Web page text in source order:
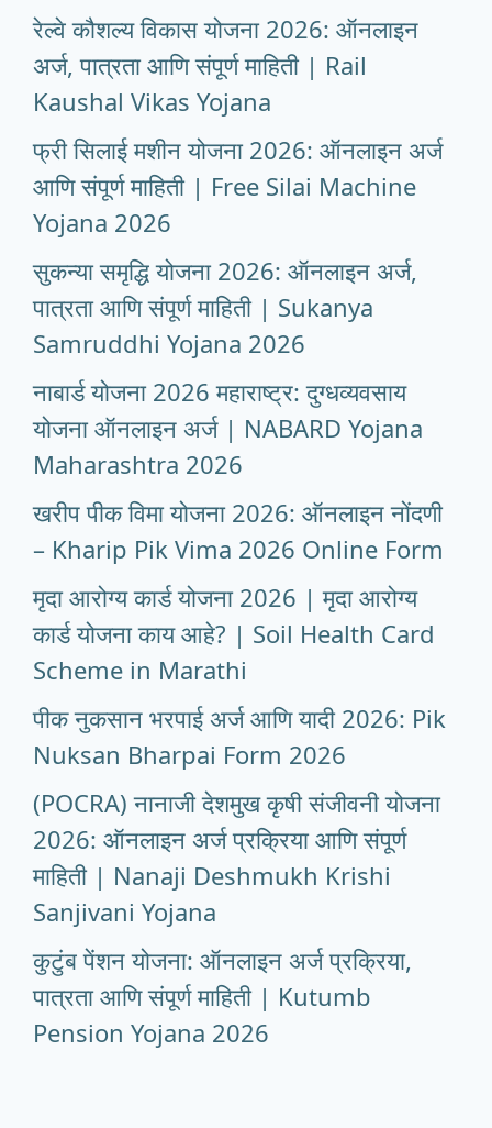
रेल्वे कौशल्य विकास योजना 2026: ऑनलाइन
अर्ज, पात्रता आणि संपूर्ण माहिती | Rail
Kaushal Vikas Yojana
फ्री सिलाई मशीन योजना 2026: ऑनलाइन अर्ज
आणि संपूर्ण माहिती | Free Silai Machine
Yojana 2026
सुकन्या समृद्धि योजना 2026: ऑनलाइन अर्ज,
पात्रता आणि संपूर्ण माहिती | Sukanya
Samruddhi Yojana 2026
नाबार्ड योजना 2026 महाराष्ट्र: दुग्धव्यवसाय
योजना ऑनलाइन अर्ज | NABARD Yojana
Maharashtra 2026
खरीप पीक विमा योजना 2026: ऑनलाइन नोंदणी
– Kharip Pik Vima 2026 Online Form
मृदा आरोग्य कार्ड योजना 2026 | मृदा आरोग्य
कार्ड योजना काय आहे? | Soil Health Card
Scheme in Marathi
पीक नुकसान भरपाई अर्ज आणि यादी 2026: Pik
Nuksan Bharpai Form 2026
(POCRA) नानाजी देशमुख कृषी संजीवनी योजना
2026: ऑनलाइन अर्ज प्रक्रिया आणि संपूर्ण
माहिती | Nanaji Deshmukh Krishi
Sanjivani Yojana
कुटुंब पेंशन योजना: ऑनलाइन अर्ज प्रक्रिया,
पात्रता आणि संपूर्ण माहिती | Kutumb
Pension Yojana 2026